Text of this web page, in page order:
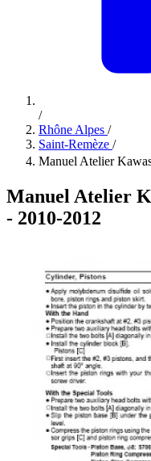
/
Rhône Alpes /
Saint-Remèze /
Manuel Atelier
Manuel Atelier
- 2010-2012